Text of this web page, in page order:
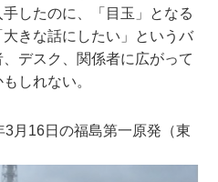
したのに、「目玉」となる
きな話にしたい」というバ
デスク、関係者に広がって
しれない。
3月16日の福島第一原発（東